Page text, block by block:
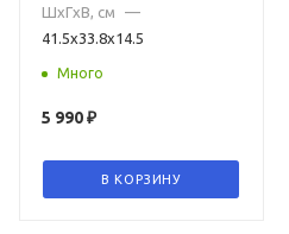
ШxГxВ, см
—
41.5x33.8x14.5
Много
5 990₽
В КОРЗИНУ